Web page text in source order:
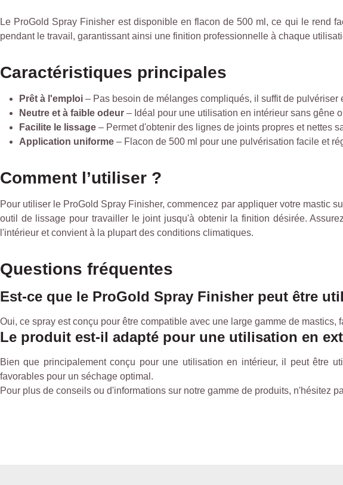
Le ProGold Spray Finisher est disponible en flacon de 500 ml, ce qui le rend
pendant le travail, garantissant ainsi une finition professionnelle à chaque
Caractéristiques principales
Prêt à l'emploi – Pas besoin de mélanges compliqués, il suffit de pulvériser
Neutre et à faible odeur – Idéal pour une utilisation en intérieur sans gêne
Facilite le lissage – Permet d'obtenir des lignes de joints propres et nettes
Application uniforme – Flacon de 500 ml pour une pulvérisation facile et
Comment l’utiliser ?
Pour utiliser le ProGold Spray Finisher, commencez par appliquer votre mastic
outil de lissage pour travailler le joint jusqu'à obtenir la finition désirée.
l'intérieur et convient à la plupart des conditions climatiques.
Questions fréquentes
Est-ce que le ProGold Spray Finisher peut être
Oui, ce spray est conçu pour être compatible avec une large gamme de
Le produit est-il adapté pour une utilisation en
Bien que principalement conçu pour une utilisation en intérieur, il peut être
favorables pour un séchage optimal.
Pour plus de conseils ou d'informations sur notre gamme de produits, n'hésitez